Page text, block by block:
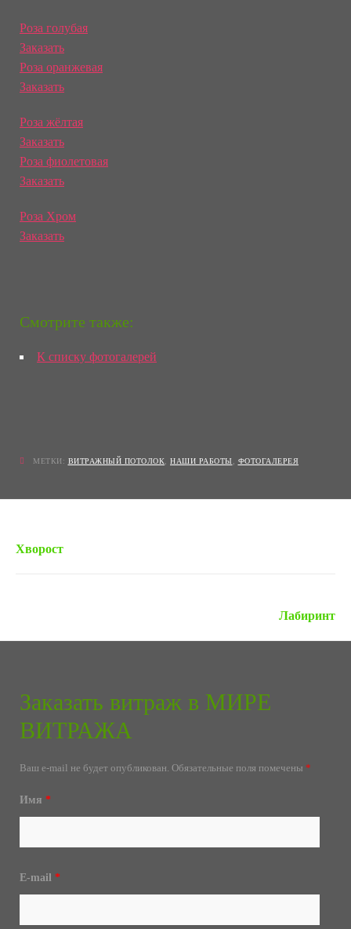
Роза голубая
Заказать
Роза оранжевая
Заказать
Роза жёлтая
Заказать
Роза фиолетовая
Заказать
Роза Хром
Заказать
Смотрите также:
К списку фотогалерей
МЕТКИ: ВИТРАЖНЫЙ ПОТОЛОК НАШИ РАБОТЫ ФОТОГАЛЕРЕЯ
Хворост
Лабиринт
Заказать витраж в МИРЕ
ВИТРАЖА
Ваш e-mail не будет опубликован. Обязательные поля помечены *
Имя *
E-mail *